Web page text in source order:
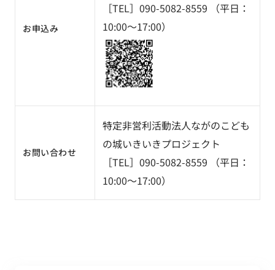
お申込み
［TEL］090-5082-8559 （平日：
10:00～17:00）
お問い合わせ
特定非営利活動法人ながのこども
の城いきいきプロジェクト
［TEL］090-5082-8559 （平日：
10:00～17:00）